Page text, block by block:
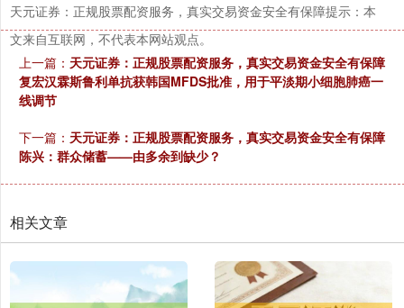
天元证券：正规股票配资服务，真实交易资金安全有保障提示：本
文来自互联网，不代表本网站观点。
上一篇： 天元证券：正规股票配资服务，真实交易资金安全有保障
复宏汉霖斯鲁利单抗获韩国MFDS批准，用于平淡期小细胞肺癌一
线调节
下一篇： 天元证券：正规股票配资服务，真实交易资金安全有保障
陈兴：群众储蓄——由多余到缺少？
相关文章